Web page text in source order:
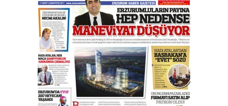
31 Mart 2026 Salı
A. Berhan Yılmaz
BİR BÖLÜM DEĞİL, BİR ÖMÜR
SEÇİYORSUNUZ… “NEDEN
ATATÜRK ÜNİVERSİTESİ?”
28 Temmuz 2026 Salı
Ahmet Gökhan YAZICI
Ahmed Yesevi’den bir Alperen…
”Reisimiz” idi… Hakka yürüdü.!
26 Mart 2026 Perşembe